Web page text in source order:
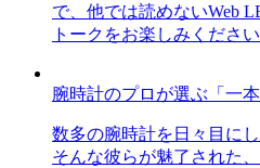
で、他では読めないWeb
トークをお楽しみください
腕時計のプロが選ぶ「一
数多の腕時計を日々目に
そんな彼らが魅了された